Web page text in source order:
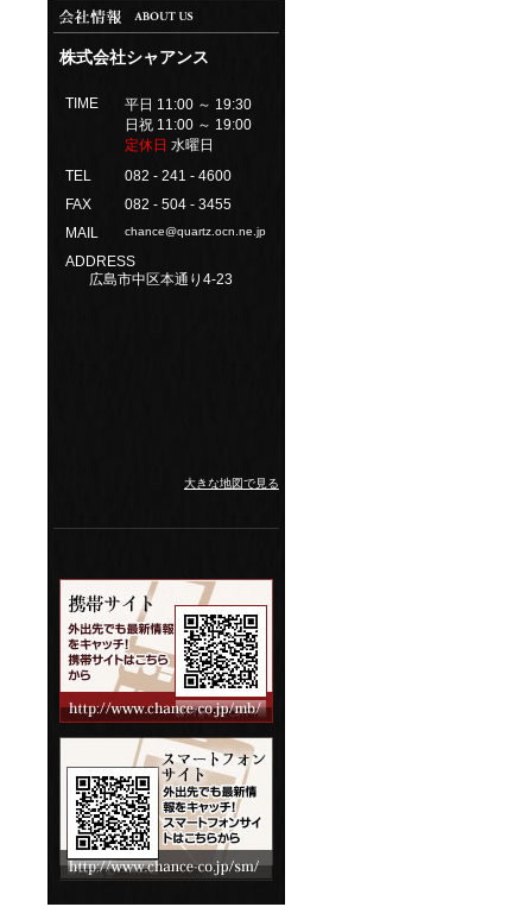
株式会社シャアンス
TIME
平日 11:00 ～ 19:30
日祝 11:00 ～ 19:00
定休日 水曜日
TEL
082 - 241 - 4600
FAX
082 - 504 - 3455
MAIL
chance@quartz.ocn.ne.jp
ADDRESS
広島市中区本通り4-23
大きな地図で見る